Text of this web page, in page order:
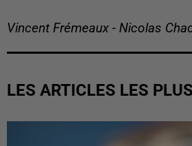
Vincent Frémeaux - Nicolas
LES ARTICLES LES